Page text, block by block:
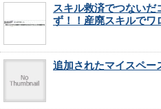
スキル救済でつないだ
ず！！産廃スキルでワ
追加されたマイスペー